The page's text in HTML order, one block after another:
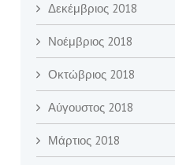
Δεκέμβριος 2018
Νοέμβριος 2018
Οκτώβριος 2018
Αύγουστος 2018
Μάρτιος 2018